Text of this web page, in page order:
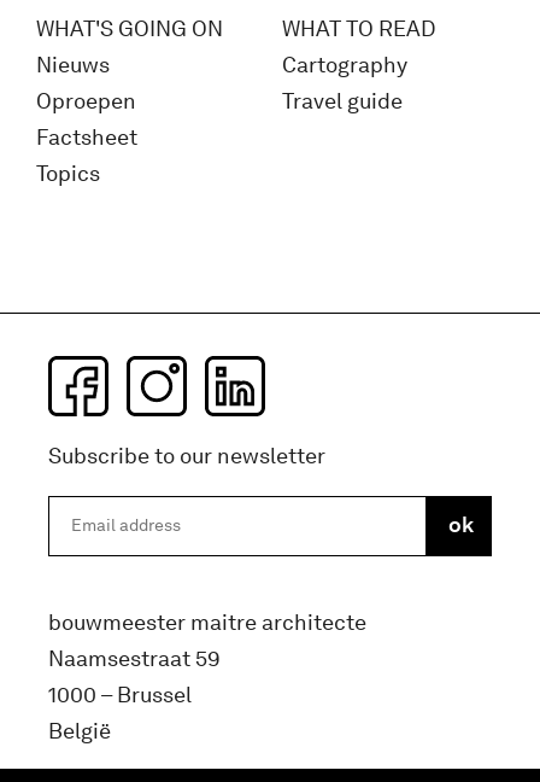
WHAT'S GOING ON
Nieuws
Oproepen
Factsheet
Topics
WHAT TO READ
Cartography
Travel guide
Subscribe to our newsletter
bouwmeester maitre architecte
Naamsestraat 59
1000 – Brussel
België